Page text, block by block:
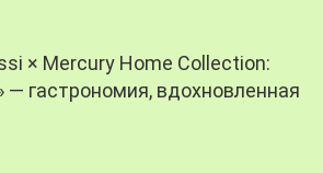
× Mercury Home Collection:
— гастрономия, вдохновленная